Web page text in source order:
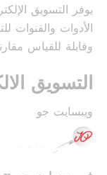
يوفر التسويق
الأدوات والقنوات
وقابلة للقياس
التسويق
ويبسايت جو